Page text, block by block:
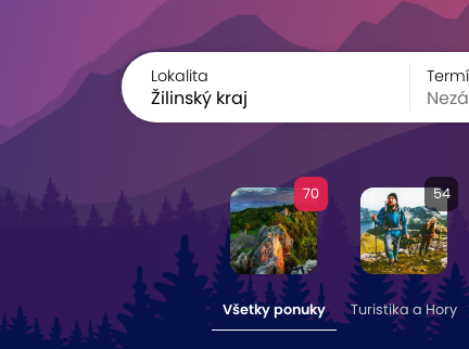
Lokalita
70
Všetky ponuky
54
Turistika a Hory